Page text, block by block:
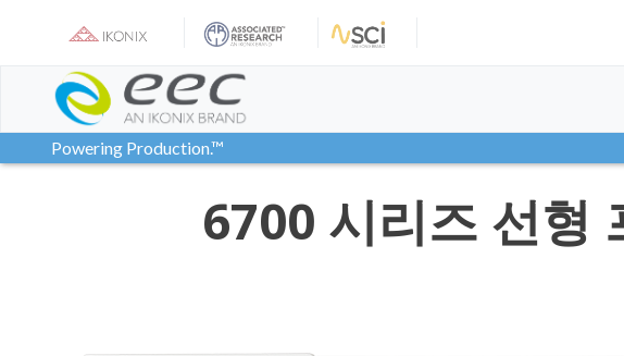
Powering Production.™
6700 시리즈 선형